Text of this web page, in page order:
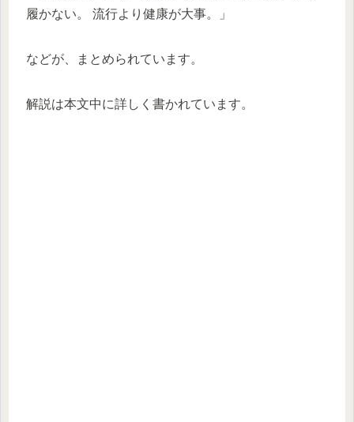
履かない。 流行より健康が大事。」
などが、まとめられています。
解説は本文中に詳しく書かれています。